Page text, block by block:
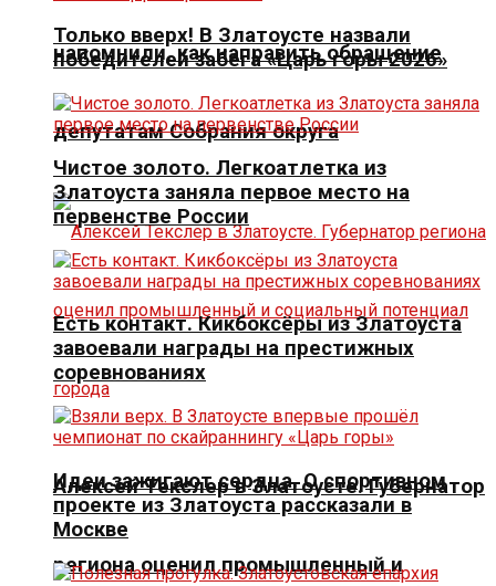
напомнили, как направить обращение
депутатам Собрания округа
Алексей Текслер в Златоусте. Губернатор
региона оценил промышленный и
Только вверх! В Златоусте назвали
победителей забега «Царь горы 2026»
Чистое золото. Легкоатлетка из
Златоуста заняла первое место на
первенстве России
Есть контакт. Кикбоксёры из Златоуста
завоевали награды на престижных
соревнованиях
Идеи зажигают сердца. О спортивном
проекте из Златоуста рассказали в
Москве